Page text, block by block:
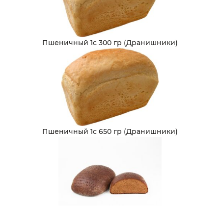
Пшеничный 1с 300 гр (Дранишники)
Пшеничный 1с 650 гр (Дранишники)